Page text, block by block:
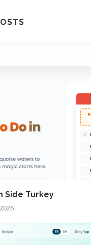
Side Turkey